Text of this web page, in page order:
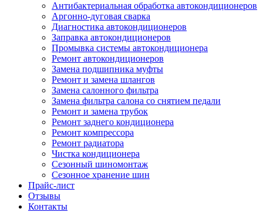
Антибактериальная обработка автокондиционеров
Аргонно-дуговая сварка
Диагностика автокондиционеров
Заправка автокондиционеров
Промывка системы автокондиционера
Ремонт автокондиционеров
Замена подшипника муфты
Ремонт и замена шлангов
Замена салонного фильтра
Замена фильтра салона со снятием педали
Ремонт и замена трубок
Ремонт заднего кондиционера
Ремонт компрессора
Ремонт радиатора
Чистка кондиционера
Сезонный шиномонтаж
Сезонное хранение шин
Прайс-лист
Отзывы
Контакты